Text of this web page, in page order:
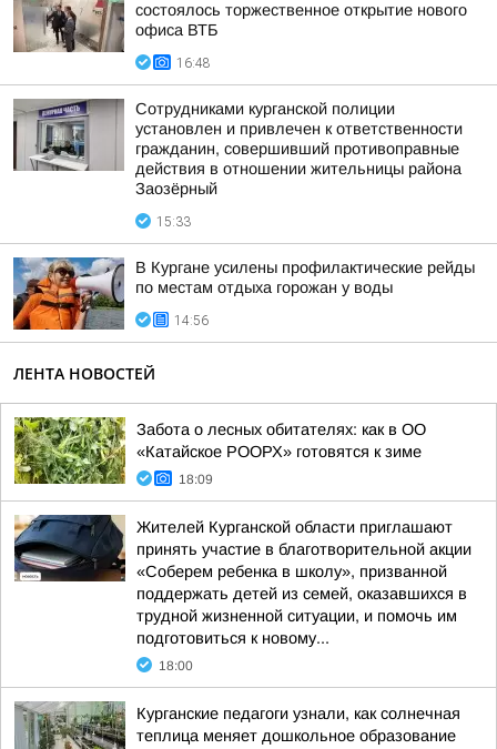
состоялось торжественное открытие нового
офиса ВТБ
16:48
Сотрудниками курганской полиции
установлен и привлечен к ответственности
гражданин, совершивший противоправные
действия в отношении жительницы района
Заозёрный
15:33
В Кургане усилены профилактические рейды
по местам отдыха горожан у воды
14:56
ЛЕНТА НОВОСТЕЙ
Забота о лесных обитателях: как в ОО
«Катайское РООРХ» готовятся к зиме
18:09
Жителей Курганской области приглашают
принять участие в благотворительной акции
«Соберем ребенка в школу», призванной
поддержать детей из семей, оказавшихся в
трудной жизненной ситуации, и помочь им
подготовиться к новому...
18:00
Курганские педагоги узнали, как солнечная
теплица меняет дошкольное образование